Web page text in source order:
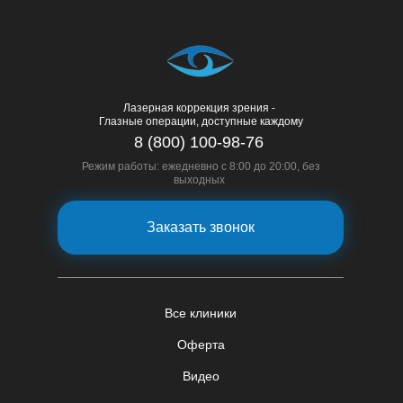
Лазерная коррекция зрения -
Глазные операции, доступные каждому
Оферта
Видео
Все клиники
8 (800) 100-98-76
Режим работы: ежедневно с 8:00 до 20:00, без
выходных
Заказать звонок